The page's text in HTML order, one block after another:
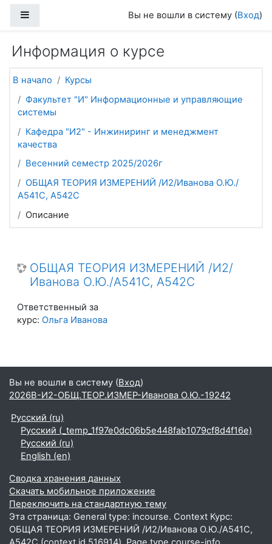
Вы не вошли в систему (Вход)
Информация о курсе
В начало
Курсы
Факультет "И" Информационные и управляющие
системы
Кафедра "И2" - Инжиниринг и менеджмент
качества
Весенний семестр 2025/2026г
ОБЩАЯ ТЕОРИЯ ИЗМЕРЕНИЙ /И2/Иванова О.Ю./
А541С, А542С
Описание
ОБЩАЯ ТЕОРИЯ ИЗМЕРЕНИЙ /И2/
Иванова О.Ю./А541С, А542С
Ответственный за
курс: Ольга Иванова
Вы не вошли в систему (Вход)
2026В-И2-ОБЩ.ТЕОР.ИЗМЕР-Иванова О.Ю.-19242
Русский ‎(ru)‎
Русский ‎(_temp_1f97e0dc06b5e448fab1079cf8d4f16e)‎
Русский ‎(ru)‎
English ‎(en)‎
Сводка хранения данных
Скачать мобильное приложение
Переключить на стандартную тему
Эта страница: General type: incourse. Context Курс:
ОБЩАЯ ТЕОРИЯ ИЗМЕРЕНИЙ /И2/Иванова О.Ю./А541С,